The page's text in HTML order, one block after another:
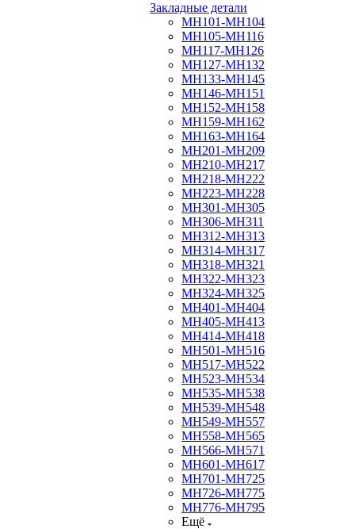
Закладные детали
МН101-МН104
МН105-МН116
МН117-МН126
МН127-МН132
МН133-МН145
МН146-МН151
МН152-МН158
МН159-МН162
МН163-МН164
МН201-МН209
МН210-МН217
МН218-МН222
МН223-МН228
МН301-МН305
МН306-МН311
МН312-МН313
МН314-МН317
МН318-МН321
МН322-МН323
МН324-МН325
МН401-МН404
МН405-МН413
МН414-МН418
МН501-МН516
МН517-МН522
МН523-МН534
МН535-МН538
МН539-МН548
МН549-МН557
МН558-МН565
МН566-МН571
МН601-МН617
МН701-МН725
МН726-МН775
МН776-МН795
Ещё